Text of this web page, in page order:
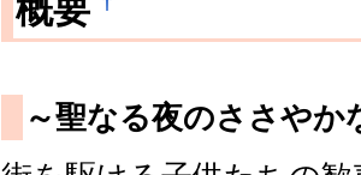
概要
～聖なる夜のささや